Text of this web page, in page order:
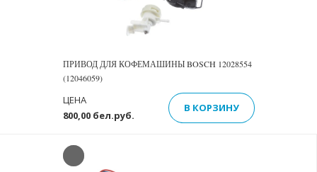
ПРИВОД ДЛЯ КОФЕМАШИНЫ BOSCH 12028554
(12046059)
800,00 бел.руб.
ЦЕНА
В КОРЗИНУ